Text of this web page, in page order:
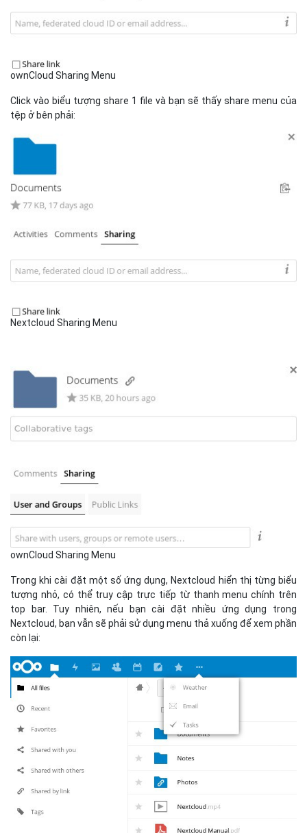
ownCloud Sharing Menu
Click vào biểu tượng share 1 file và bạn sẽ thấy share menu của
tệp ở bên phải:
Nextcloud Sharing Menu
ownCloud Sharing Menu
Trong khi cài đặt một số ứng dụng, Nextcloud hiển thị từng biểu
tượng nhỏ, có thể truy cập trực tiếp từ thanh menu chính trên
top bar. Tuy nhiên, nếu bạn cài đặt nhiều ứng dụng trong
Nextcloud, bạn vẫn sẽ phải sử dụng menu thả xuống để xem phần
còn lại: